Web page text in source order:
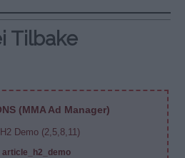
Tilbake
(MMA Ad Manager)
Demo (2,5,8,11)
article_h2_demo